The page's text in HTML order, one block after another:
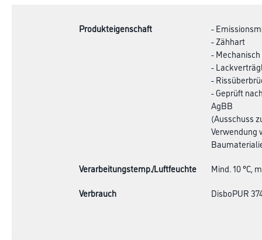
Produkteigenschaft
-
- Zähhart
-
-
-
- Geprüft
AgBB
(Ausschuss
Verwendung
Verarbeitungstemp./Luftfeuchte
Mind. 10 °C,
Verbrauch
DisboPUR